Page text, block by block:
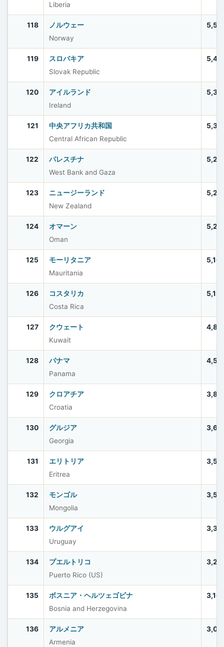
Liberia
118
ノルウェー
Norway
119
スロバキア
Slovak Republic
120
アイルランド
Ireland
121
中央アフリカ共和国
Central African Republic
122
パレスチナ
West Bank and Gaza
123
ニュージーランド
New Zealand
124
オマーン
Oman
125
モーリタニア
Mauritania
126
コスタリカ
Costa Rica
127
クウェート
Kuwait
128
パナマ
Panama
129
クロアチア
Croatia
130
グルジア
Georgia
131
エリトリア
Eritrea
132
モンゴル
Mongolia
133
ウルグアイ
Uruguay
134
プエルトリコ
Puerto Rico (US)
135
ボスニア・ヘルツェゴビナ
Bosnia and Herzegovina
136
アルメニア
Armenia